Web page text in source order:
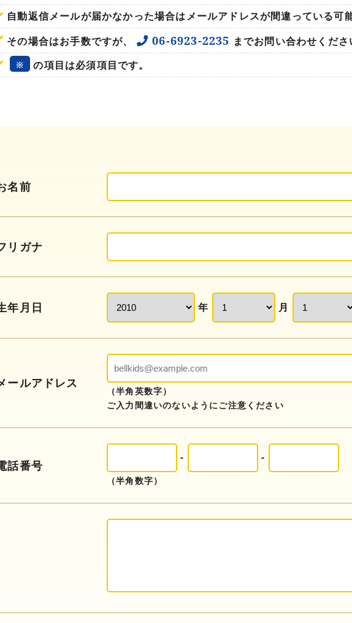
自動返信メールが届かなかった場合はメールアドレスが間違っている可
その場合はお手数ですが、
06-6923-2235 までお問い合わせくださ
※ の項目は必須項目です。
名前
リガナ
年月日 年 月
ールアドレス
（半角英数字）
ご入力間違いのないようにご注意ください
話番号
- -
（半角数字）